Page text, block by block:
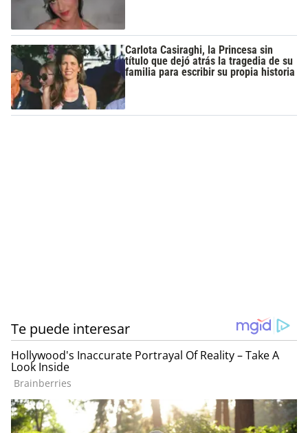
Carlota Casiraghi, la Princesa sin
título que dejó atrás la tragedia de su
familia para escribir su propia historia